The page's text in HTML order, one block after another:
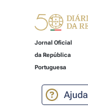
Jornal Oficial
da República
Portuguesa
Ajuda